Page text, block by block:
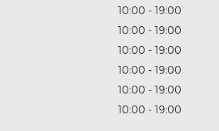
10:00
19:00
10:00
19:00
10:00
19:00
10:00
19:00
10:00
19:00
10:00 19:00